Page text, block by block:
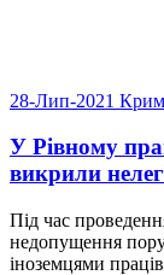
28-Лип-2021
У Рівному
викрили
Під час
недопущення
іноземцями